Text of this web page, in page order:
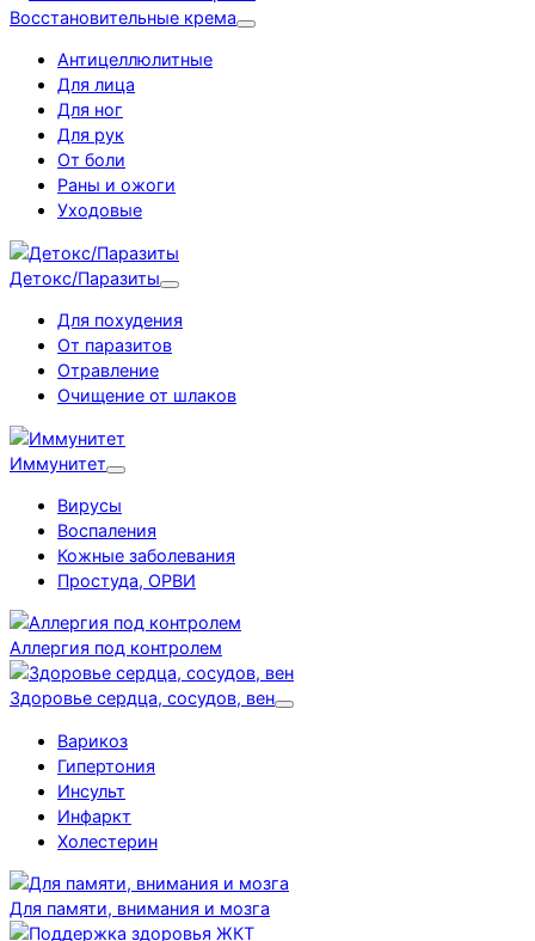
Восстановительные крема
Антицеллюлитные
Для лица
Для ног
Для рук
От боли
Раны и ожоги
Уходовые
Детокс/Паразиты
Для похудения
От паразитов
Отравление
Очищение от шлаков
Иммунитет
Вирусы
Воспаления
Кожные заболевания
Простуда, ОРВИ
Аллергия под контролем
Здоровье сердца, сосудов, вен
Варикоз
Гипертония
Инсульт
Инфаркт
Холестерин
Для памяти, внимания и мозга